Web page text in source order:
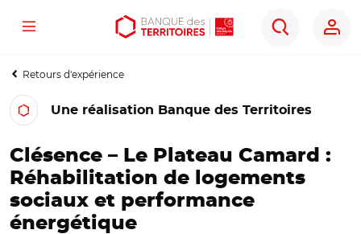
Aller
contenu
Aller
menu
Ouvrir
outils
Menu
Rechercher
Retours d'expérience
Une réalisation Banque des Territoires
Clésence – Le Plateau Camard :
Réhabilitation de logements
sociaux et performance
énergétique